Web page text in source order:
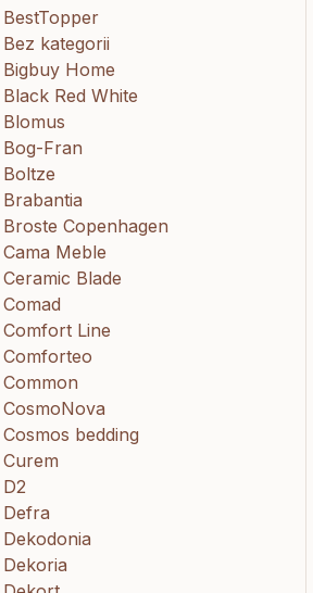
BestTopper
Bez kategorii
Bigbuy Home
Black Red White
Blomus
Bog-Fran
Boltze
Brabantia
Broste Copenhagen
Cama Meble
Ceramic Blade
Comad
Comfort Line
Comforteo
Common
CosmoNova
Cosmos bedding
Curem
D2
Defra
Dekodonia
Dekoria